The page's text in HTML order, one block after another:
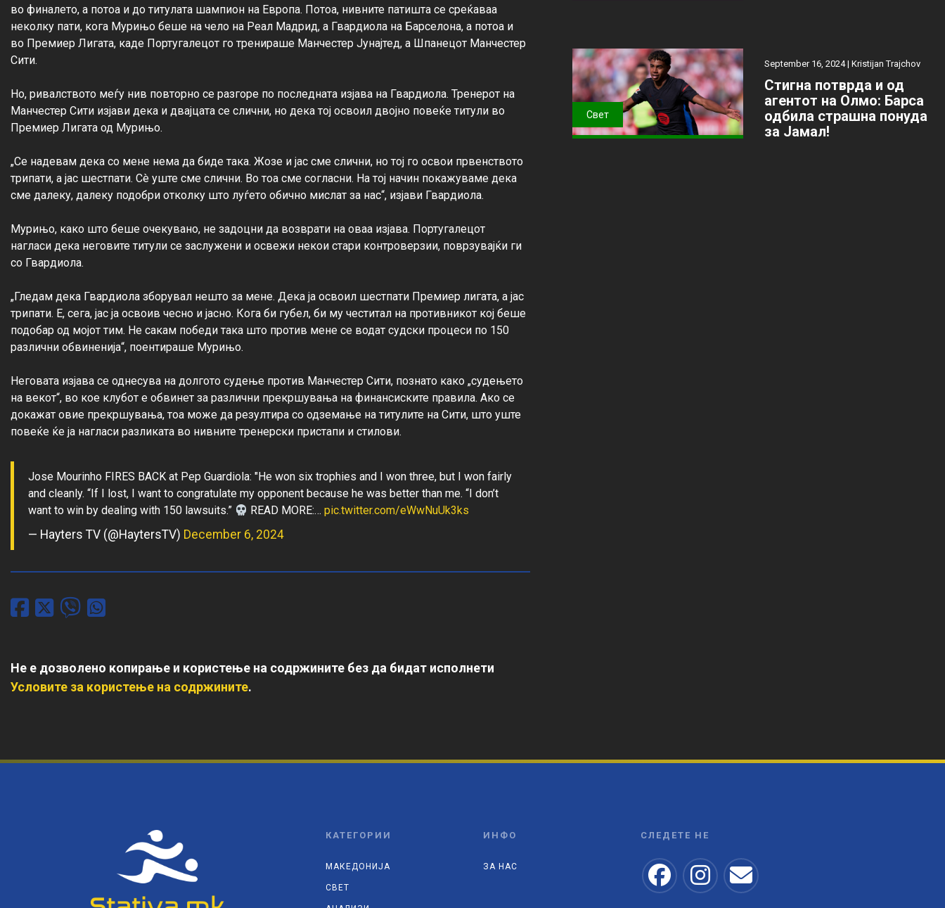
во финалето, а потоа и до титулата шампион на Европа. Потоа, нивните патишта се среќаваа
неколку пати, кога Мурињо беше на чело на Реал Мадрид, а Гвардиола на Барселона, а потоа и
во Премиер Лигата, каде Португалецот го тренираше Манчестер Јунајтед, а Шпанецот Манчестер
Сити.
Но, ривалството меѓу нив повторно се разгоре по последната изјава на Гвардиола. Тренерот на
Манчестер Сити изјави дека и двајцата се слични, но дека тој освоил двојно повеќе титули во
Премиер Лигата од Мурињо.
„Се надевам дека со мене нема да биде така. Жозе и јас сме слични, но тој го освои првенството
трипати, а јас шестпати. Сè уште сме слични. Во тоа сме согласни. На тој начин покажуваме дека
сме далеку, далеку подобри отколку што луѓето обично мислат за нас“, изјави Гвардиола.
Мурињо, како што беше очекувано, не задоцни да возврати на оваа изјава. Португалецот
нагласи дека неговите титули се заслужени и освежи некои стари контроверзии, поврзувајќи ги
со Гвардиола.
„Гледам дека Гвардиола зборувал нешто за мене. Дека ја освоил шестпати Премиер лигата, а јас
трипати. Е, сега, јас ја освоив чесно и јасно. Кога би губел, би му честитал на противникот кој беше
подобар од мојот тим. Не сакам победи така што против мене се водат судски процеси по 150
различни обвиненија“, поентираше Мурињо.
Неговата изјава се однесува на долгото судење против Манчестер Сити, познато како „судењето
на векот“, во кое клубот е обвинет за различни прекршувања на финансиските правила. Ако се
докажат овие прекршувања, тоа може да резултира со одземање на титулите на Сити, што уште
Jose Mourinho FIRES BACK at Pep Guardiola: "He won six trophies and I won three, but I won fairly
and cleanly. “If I lost, I want to congratulate my opponent because he was better than me. “I don’t
want to win by dealing with 150 lawsuits.”
READ MORE:…pic.twitter.com/eWwNuUk3ks
— Hayters TV (@HaytersTV) December 6, 2024
Не е дозволено копирање и користење на содржините без да бидат исполнети
Условите за користење на содржините.
Свет
September 16, 2024 | Kristijan Trajchov
Стигна потврда и од
агентот на Олмо: Барса
одбила страшна понуда
за Јамал!
КАТЕГОРИИ
МАКЕДОНИЈА
СВЕТ
ИНФО
ЗА НАС
СЛЕДЕТЕ НЕ